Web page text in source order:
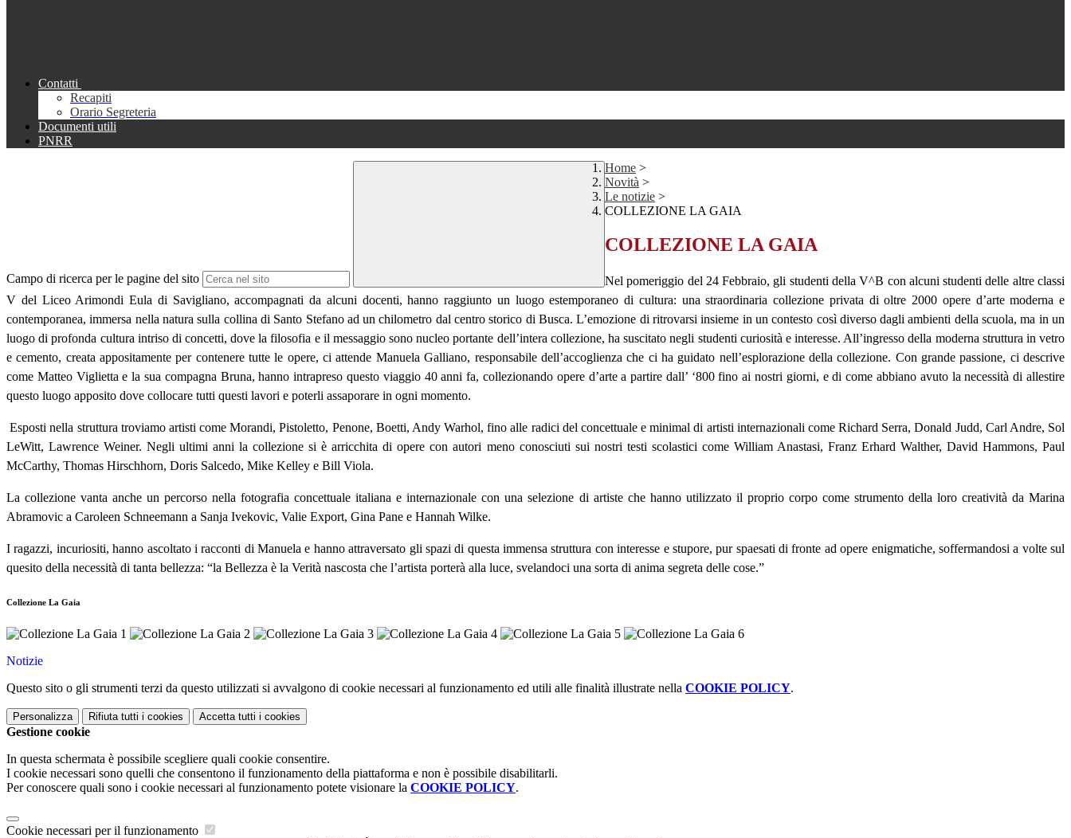
Contatti
Recapiti
Orario Segreteria
Documenti utili
PNRR
Campo di ricerca per le pagine del sito
Home >
Novità >
Le notizie >
COLLEZIONE LA GAIA
COLLEZIONE LA GAIA
Nel pomeriggio del 24 Febbraio, gli studenti della V^B con alcuni studenti delle altre classi
V del Liceo Arimondi Eula di Savigliano,accompagnati da alcuni docenti, hanno raggiunto un luogo estemporaneo di cultura: una straordinaria collezione privata di oltre 2000 opere d’arte moderna e
contemporanea, immersa nella natura sulla collina di Santo Stefano ad un chilometro dal centro storico di Busca. L’emozione di ritrovarsi insieme in un contesto così diverso dagli ambienti della scuola, ma in un
luogo di profonda cultura intriso di concetti, dove la filosofia e il messaggio sono nucleo portante dell’intera collezione, ha suscitato negli studenti curiosità e interesse. All’ingresso della moderna struttura in vetro
e cemento, creata appositamente per contenere tutte le opere, ci attende Manuela Galliano, responsabile dell’accoglienza che ci ha guidato nell’esplorazione della collezione. Con grande passione, ci descrive
come Matteo Viglietta e la sua compagna Bruna, hanno intrapreso questo viaggio 40 anni fa, collezionando opere d’arte a partire dall’ ‘800 fino ai nostri giorni, e di come abbiano avuto la necessità di allestire
questo luogo apposito dove collocare tutti questi lavori e poterli assaporare in ogni momento.
Esposti nella struttura troviamo artisti come Morandi, Pistoletto, Penone, Boetti, Andy Warhol, fino alle radici del concettuale e minimal di artisti internazionali come Richard Serra, Donald Judd, Carl Andre, Sol
LeWitt, Lawrence Weiner. Negli ultimi anni la collezione si è arricchita di opere con autori meno conosciuti sui nostri testi scolastici come William Anastasi, Franz Erhard Walther, David Hammons, Paul
McCarthy, Thomas Hirschhorn, Doris Salcedo, Mike Kelley e Bill Viola.
La collezione vanta anche un percorso nella fotografia concettuale italiana e internazionale con una selezione di artiste che hanno utilizzato il proprio corpo come strumento della loro creatività da Marina
Abramovic a Caroleen Schneemann a Sanja Ivekovic, Valie Export, Gina Pane e Hannah Wilke.
I ragazzi, incuriositi, hanno ascoltato i racconti di Manuela e hanno attraversato gli spazi di questa immensa struttura con interesse e stupore, pur spaesati di fronte ad opere enigmatiche, soffermandosi a volte sul
quesito della necessità di tanta bellezza: “la Bellezza è la Verità nascosta che l’artista porterà alla luce, svelandoci una sorta di anima segreta delle cose.”
Collezione La Gaia
Notizie
Questo sito o gli strumenti terzi da questo utilizzati si avvalgono di cookie necessari al funzionamento ed utili alle finalità illustrate nella COOKIE POLICY.
Personalizza Rifiuta tutti i cookies Accetta tutti i cookies
Gestione cookie
In questa schermata è possibile scegliere quali cookie consentire.
I cookie necessari sono quelli che consentono il funzionamento della piattaforma e non è possibile disabilitarli.
Per conoscere quali sono i cookie necessari al funzionamento potete visionare la COOKIE POLICY.
Cookie necessari per il funzionamento